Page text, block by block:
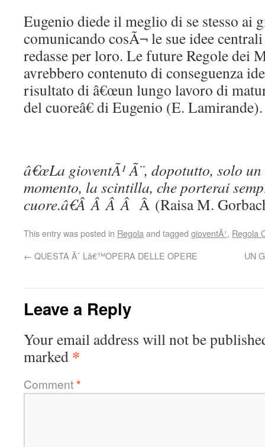
Eugenio diede il meglio di se stesso ai
comunicando cosÃ¬ le sue idee
redasse per loro. Le future Regole dei
avrebbero contenuto di conseguenza
risultato di â€œun lungo lavoro di
del cuoreâ€ di Eugenio (E. Lamirande).
â€œLa gioventÃ¹ Ã¨, dopotutto, solo
momento, la scintilla, che porterai
cuore.â€Â Â Â Â Â (Raisa M.
This entry was posted in Regola and tagged gioventÃ¹, Regola
← QUESTA Ãˆ Lâ€™OPERA DELLE OPERE UN
Leave a Reply
Your email address will not be
marked *
Comment*